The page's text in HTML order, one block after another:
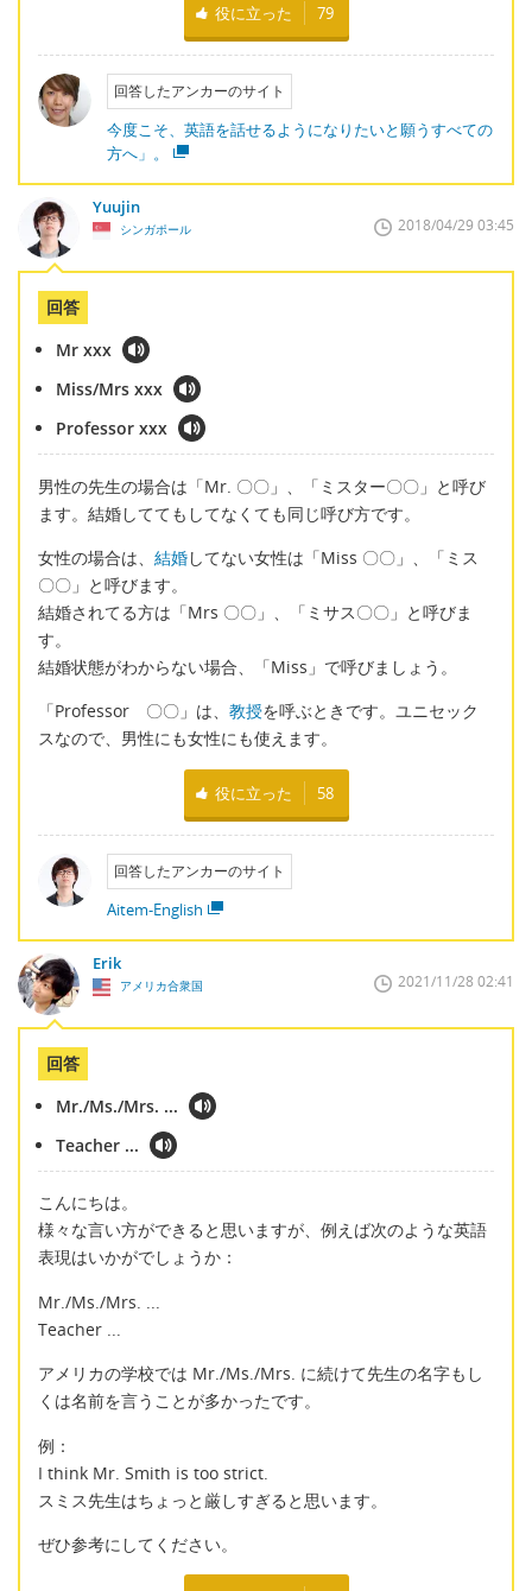
役に立った 79
回答したアンカーのサイト
今度こそ、英語を話せるようになりたいと願うすべての
方へ」。
Yuujin
シンガポール 2018/04/29 03:45
回答
Mr xxx
Miss/Mrs xxx
Professor xxx
男性の先生の場合は「Mr. 〇〇」、「ミスター〇〇」と呼び
ます。結婚しててもしてなくても同じ呼び方です。
女性の場合は、 結婚してない女性は「Miss 〇〇」、「ミス
〇〇」と呼びます。
結婚されてる方は「Mrs 〇〇」、「ミサス〇〇」と呼びま
す。
結婚状態がわからない場合、「Miss」で呼びましょう。
「Professor 〇〇」は、 教授を呼ぶときです。ユニセック
スなので、男性にも女性にも使えます。
役に立った 58
回答したアンカーのサイト
Aitem-English
Erik
アメリカ合衆国 2021/11/28 02:41
回答
Mr./Ms./Mrs. ...
Teacher ...
こんにちは。
様々な言い方ができると思いますが、例えば次のような英語
表現はいかがでしょうか：
Mr./Ms./Mrs. ...
Teacher ...
アメリカの学校では Mr./Ms./Mrs. に続けて先生の名字もし
くは名前を言うことが多かったです。
例：
I think Mr. Smith is too strict.
スミス先生はちょっと厳しすぎると思います。
ぜひ参考にしてください。